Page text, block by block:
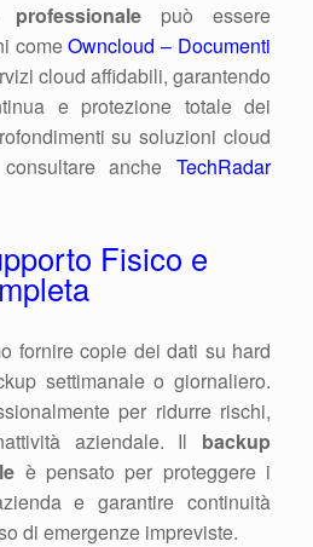
può essere
comeOwncloud – Documenti
cloud affidabili, garantendo
e protezione totale dei
su soluzioni cloud
anche TechRadar
Fisico e
fornire copie dei dati su hard
settimanale o giornaliero.
per ridurre rischi,
aziendale. Il backup
è pensato per proteggere i
e garantire continuità
di emergenze impreviste.